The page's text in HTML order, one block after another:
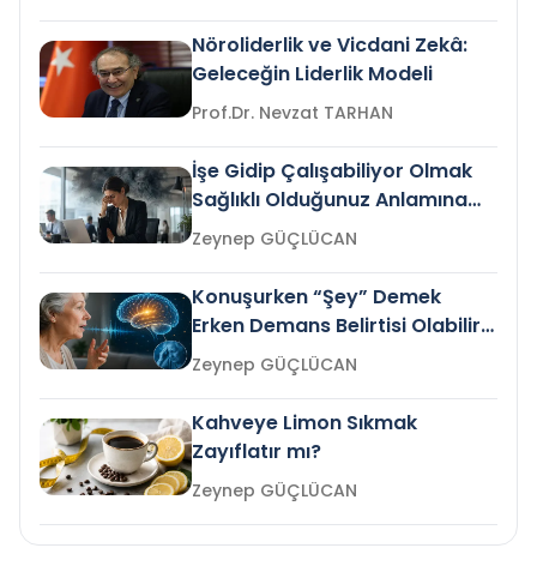
Nöroliderlik ve Vicdani Zekâ:
Geleceğin Liderlik Modeli
Prof.Dr. Nevzat TARHAN
İşe Gidip Çalışabiliyor Olmak
Sağlıklı Olduğunuz Anlamına
Gelir mi?Zeynep GÜÇLÜCAN
Konuşurken “Şey” Demek
Erken Demans Belirtisi Olabilir
mi?
Zeynep GÜÇLÜCAN
Kahveye Limon Sıkmak
Zayıflatır mı?
Zeynep GÜÇLÜCAN